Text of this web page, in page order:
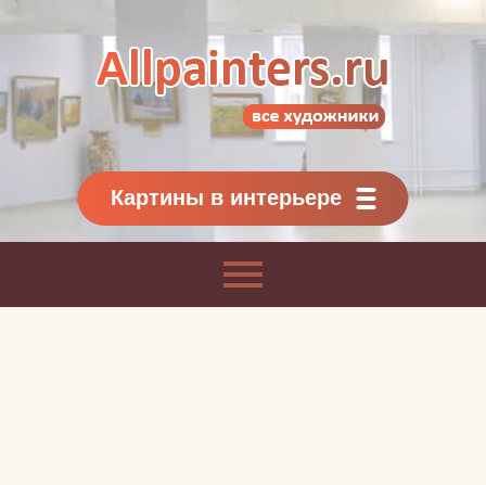
Картины классиков
и современников
Картины в интерьере